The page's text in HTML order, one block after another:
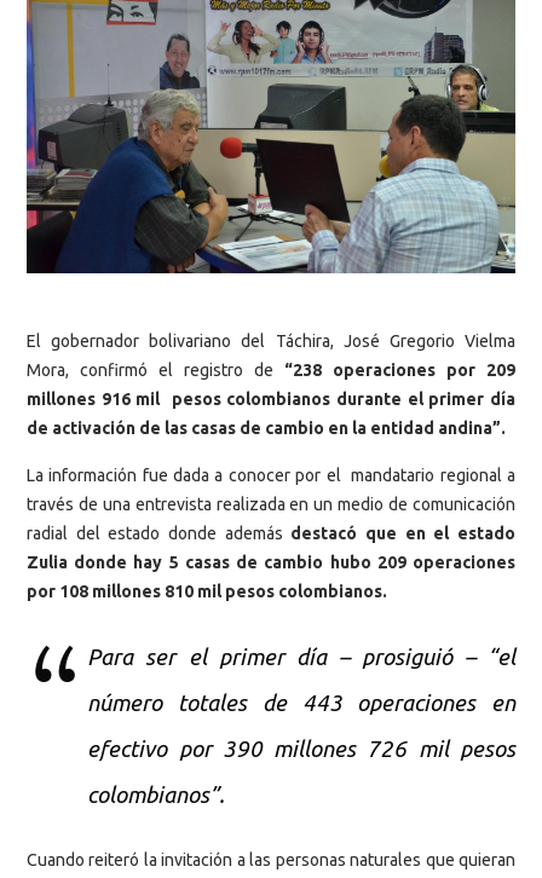
El gobernador bolivariano del Táchira, José Gregorio Vielma
Mora, confirmó el registro de “238 operaciones por 209
millones 916 mil pesos colombianos durante el primer día
de activación de las casas de cambio en la entidad andina”.
La información fue dada a conocer por el mandatario regional a
través de una entrevista realizada en un medio de comunicación
radial del estado donde además destacó que en el estado
Zulia donde hay 5 casas de cambio hubo 209 operaciones
por 108 millones 810 mil pesos colombianos.
Para ser el primer día – prosiguió – “el
número totales de 443 operaciones en
efectivo por 390 millones 726 mil pesos
colombianos”.
Cuando reiteró la invitación a las personas naturales que quieran